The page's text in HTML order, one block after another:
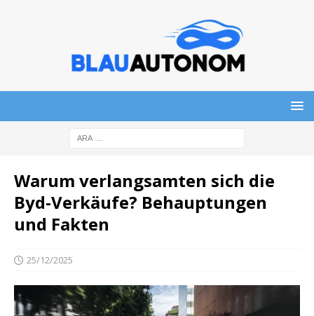
Warum verlangsamten sich die
Byd-Verkäufe? Behauptungen
und Fakten
25/12/2025